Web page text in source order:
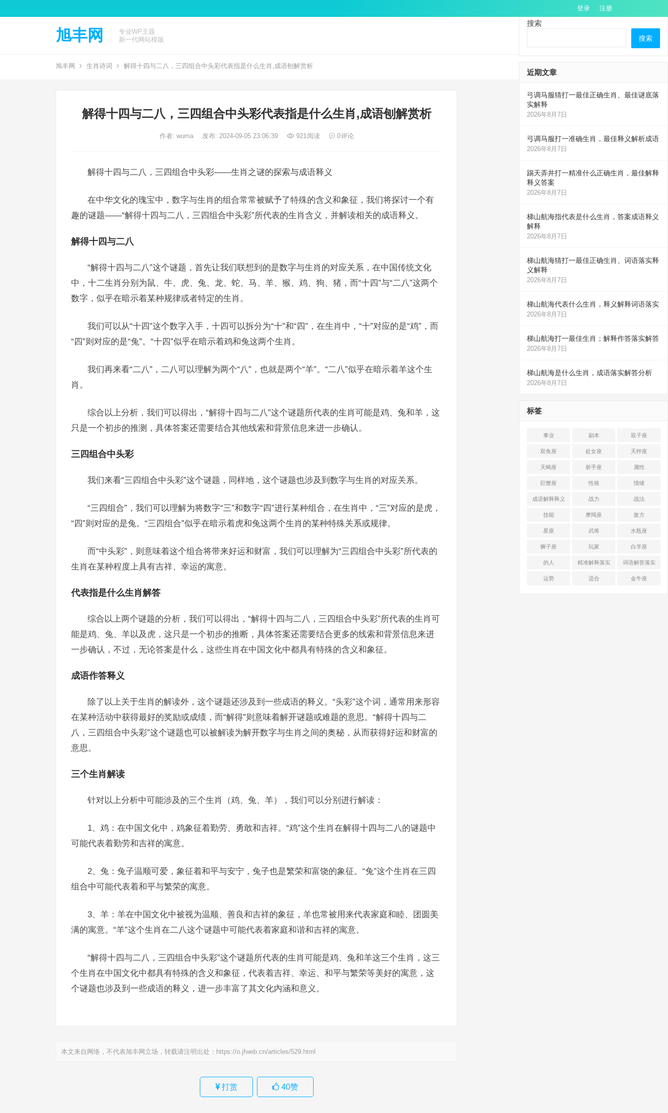
登录 注册
旭丰网
专业WP主题
新一代网站模版
旭丰网 生肖诗词 解得十四与二八，三四组合中头彩代表指是什么生肖,成语刨解赏析
解得十四与二八，三四组合中头彩代表指是什么生肖,成语刨解赏析
作者: wuma 发布: 2024-09-05 23:06:39 921阅读 0评论
解得十四与二八，三四组合中头彩——生肖之谜的探索与成语释义
在中华文化的瑰宝中，数字与生肖的组合常常被赋予了特殊的含义和象征，我们将探讨一个有
趣的谜题——“解得十四与二八，三四组合中头彩”所代表的生肖含义，并解读相关的成语释义。
解得十四与二八
“解得十四与二八”这个谜题，首先让我们联想到的是数字与生肖的对应关系，在中国传统文化
中，十二生肖分别为鼠、牛、虎、兔、龙、蛇、马、羊、猴、鸡、狗、猪，而“十四”与“二八”这两个
数字，似乎在暗示着某种规律或者特定的生肖。
我们可以从“十四”这个数字入手，十四可以拆分为“十”和“四”，在生肖中，“十”对应的是“鸡”，而
“四”则对应的是“兔”。“十四”似乎在暗示着鸡和兔这两个生肖。
我们再来看“二八”，二八可以理解为两个“八”，也就是两个“羊”。“二八”似乎在暗示着羊这个生
肖。
综合以上分析，我们可以得出，“解得十四与二八”这个谜题所代表的生肖可能是鸡、兔和羊，这
只是一个初步的推测，具体答案还需要结合其他线索和背景信息来进一步确认。
三四组合中头彩
我们来看“三四组合中头彩”这个谜题，同样地，这个谜题也涉及到数字与生肖的对应关系。
“三四组合”，我们可以理解为将数字“三”和数字“四”进行某种组合，在生肖中，“三”对应的是虎，
“四”则对应的是兔。“三四组合”似乎在暗示着虎和兔这两个生肖的某种特殊关系或规律。
而“中头彩”，则意味着这个组合将带来好运和财富，我们可以理解为“三四组合中头彩”所代表的
生肖在某种程度上具有吉祥、幸运的寓意。
代表指是什么生肖解答
综合以上两个谜题的分析，我们可以得出，“解得十四与二八，三四组合中头彩”所代表的生肖可
能是鸡、兔、羊以及虎，这只是一个初步的推断，具体答案还需要结合更多的线索和背景信息来进
一步确认，不过，无论答案是什么，这些生肖在中国文化中都具有特殊的含义和象征。
成语作答释义
除了以上关于生肖的解读外，这个谜题还涉及到一些成语的释义。“头彩”这个词，通常用来形容
在某种活动中获得最好的奖励或成绩，而“解得”则意味着解开谜题或难题的意思。“解得十四与二
八，三四组合中头彩”这个谜题也可以被解读为解开数字与生肖之间的奥秘，从而获得好运和财富的
意思。
三个生肖解读
针对以上分析中可能涉及的三个生肖（鸡、兔、羊），我们可以分别进行解读：
1、鸡：在中国文化中，鸡象征着勤劳、勇敢和吉祥。“鸡”这个生肖在解得十四与二八的谜题中
可能代表着勤劳和吉祥的寓意。
2、兔：兔子温顺可爱，象征着和平与安宁，兔子也是繁荣和富饶的象征。“兔”这个生肖在三四
组合中可能代表着和平与繁荣的寓意。
3、羊：羊在中国文化中被视为温顺、善良和吉祥的象征，羊也常被用来代表家庭和睦、团圆美
满的寓意。“羊”这个生肖在二八这个谜题中可能代表着家庭和谐和吉祥的寓意。
“解得十四与二八，三四组合中头彩”这个谜题所代表的生肖可能是鸡、兔和羊这三个生肖，这三
个生肖在中国文化中都具有特殊的含义和象征，代表着吉祥、幸运、和平与繁荣等美好的寓意，这
个谜题也涉及到一些成语的释义，进一步丰富了其文化内涵和意义。
本文来自网络，不代表旭丰网立场，转载请注明出处： https://o.jfweb.cn/articles/529.html
打赏 40赞
搜索
搜索
近期文章
弓调马服猜打一最佳正确生肖、最佳谜底落
实解释
2026年8月7日
弓调马服打一准确生肖，最佳释义解析成语
2026年8月7日
踢天弄井打一精准什么正确生肖，最佳解释
释义答案
2026年8月7日
梯山航海指代表是什么生肖，答案成语释义
解释
2026年8月7日
梯山航海猜打一最佳正确生肖、词语落实释
义解释
2026年8月7日
梯山航海代表什么生肖，释义解释词语落实
2026年8月7日
梯山航海打一最佳生肖；解释作答落实解答
2026年8月7日
梯山航海是什么生肖，成语落实解答分析
2026年8月7日
标签
事业 副本 双子座
双鱼座 处女座 天秤座
天蝎座 射手座 属性
巨蟹座 性格 情绪
成语解释释义 战力 战法
技能 摩羯座 敌方
星座 武将 水瓶座
狮子座 玩家 白羊座
的人 精准解释落实 词语解答落实
运势 适合 金牛座